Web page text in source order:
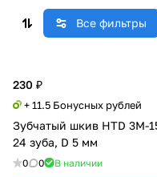
Все фильтры
230 ₽
+ 11.5 Бонусных рублей
Зубчатый шкив HTD 3M-
24 зуба, D 5 мм
0 0 В наличии